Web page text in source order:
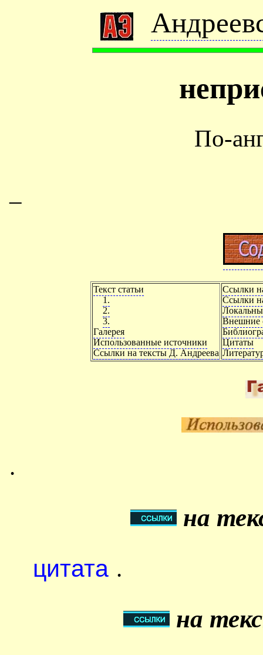
По-
–
Текст статьи
1.
2.
3.
Галерея
Использованные источники
Ссылки на тексты Д. Андреева
Ссылки
Ссылки
Внешние
Цитаты
.
на
цитата .
на